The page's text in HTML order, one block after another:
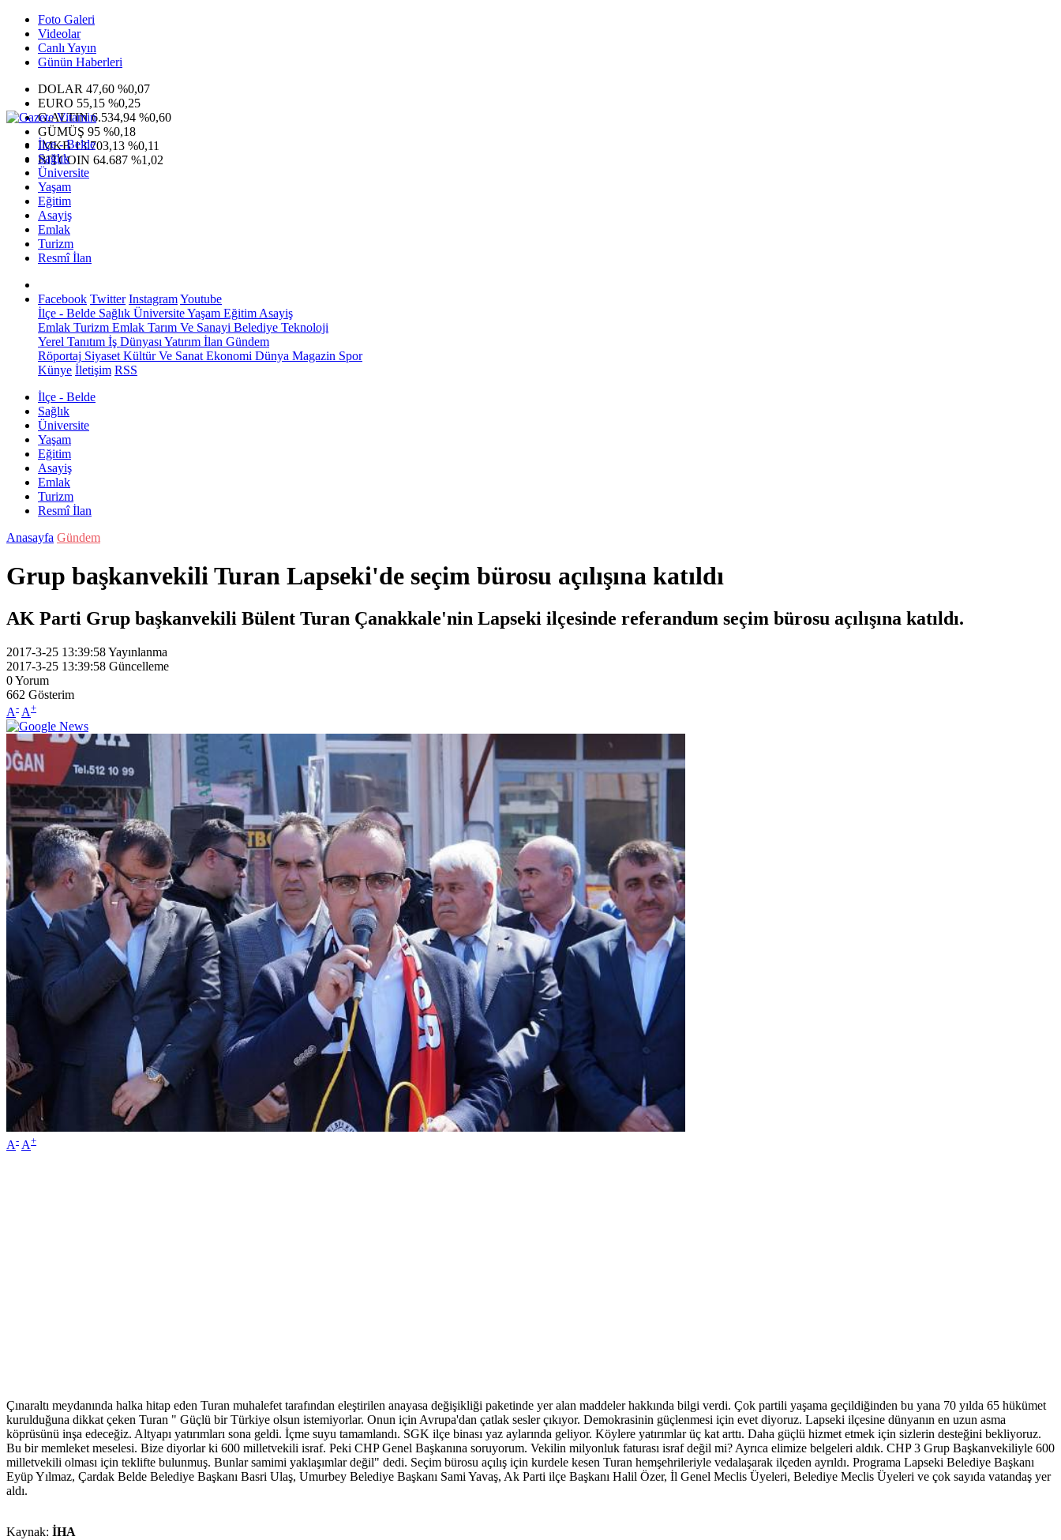
Foto Galeri
Videolar
Canlı Yayın
Günün Haberleri
DOLAR 47,60 %0,07
EURO 55,15 %0,25
G.ALTIN6.534,94 %0,60
GÜMÜŞ 95 %0,18
IMKB13.703,13 %0,11
BITCOIN 64.687 %1,02
İlçe - Belde
Sağlık
Üniversite
Yaşam
Eğitim
Asayiş
Emlak
Turizm
Resmî İlan
Facebook Twitter InstagramYoutube
İlçe - Belde Sağlık ÜniversiteYaşam Eğitim Asayiş
Emlak Turizm Emlak Tarım Ve Sanayi Belediye Teknoloji
Yerel Tanıtım İş Dünyası Yatırım İlan Gündem
Röportaj Siyaset Kültür Ve Sanat Ekonomi Dünya Magazin Spor
Künye İletişim RSS
İlçe - Belde
Sağlık
Üniversite
Yaşam
Eğitim
Asayiş
Emlak
Turizm
Resmî İlan
Anasayfa Gündem
Grup başkanvekili Turan Lapseki'de seçim bürosu açılışına katıldı
AK Parti Grup başkanvekili Bülent Turan Çanakkale'nin Lapseki ilçesinde referandum seçim bürosu açılışına katıldı.
2017-3-25 13:39:58Yayınlanma
2017-3-25 13:39:58 Güncelleme
0Yorum
662 Gösterim
A- A+
A- A+
Çınaraltı meydanında halka hitap eden Turan muhalefet tarafından eleştirilen anayasa değişikliği paketinde yer alan maddeler hakkında bilgi verdi. Çok partili yaşama geçildiğinden bu yana 70 yılda 65 hükümet
kurulduğuna dikkat çeken Turan " Güçlü bir Türkiye olsun istemiyorlar. Onun için Avrupa'dan çatlak sesler çıkıyor. Demokrasinin güçlenmesi için evet diyoruz. Lapseki ilçesine dünyanın en uzun asma
köprüsünü inşa edeceğiz. Altyapı yatırımları sona geldi. İçme suyu tamamlandı. SGK ilçe binası yaz aylarında geliyor. Köylere yatırımlar üç kat arttı. Daha güçlü hizmet etmek için sizlerin desteğini bekliyoruz.
Bu bir memleket meselesi. Bize diyorlar ki 600 milletvekili israf. Peki CHP Genel Başkanına soruyorum. Vekilin milyonluk faturası israf değil mi? Ayrıca elimize belgeleri aldık. CHP 3 Grup Başkanvekiliyle 600
milletvekili olması için teklifte bulunmuş. Bunlar samimi yaklaşımlar değil" dedi. Seçim bürosu açılış için kurdele kesen Turan hemşehrileriyle vedalaşarak ilçeden ayrıldı. Programa Lapseki Belediye Başkanı
Eyüp Yılmaz, Çardak Belde Belediye Başkanı Basri Ulaş, Umurbey Belediye Başkanı Sami Yavaş, Ak Parti ilçe Başkanı Halil Özer, İl Genel Meclis Üyeleri, Belediye Meclis Üyeleri ve çok sayıda vatandaş yer
aldı.
Kaynak: İHA